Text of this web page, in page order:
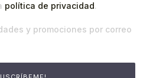
política de privacidad.
y promociones por correo